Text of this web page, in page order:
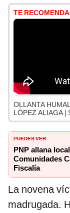
TE
OLLANTA
LÓPEZ ALIAGA |
PUEDES VER:
PNP allana
Comunidades
Fiscalía
La novena
madrugada.